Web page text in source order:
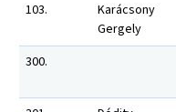
103.
Karácsony
Gergely
300.